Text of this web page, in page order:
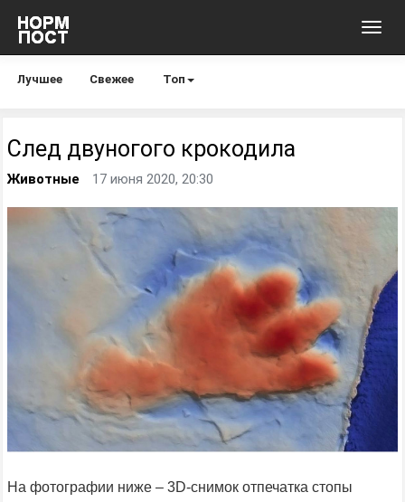
Лучшее Свежее Топ
След двуногого крокодила
Животные 17 июня 2020, 20:30
На фотографии ниже – 3D-снимок отпечатка стопы